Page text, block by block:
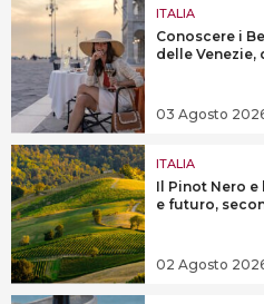
ITALIA
Conoscere i
delle Venezie,
03 Agosto
ITALIA
Il Pinot Nero e
e futuro,
02 Agosto